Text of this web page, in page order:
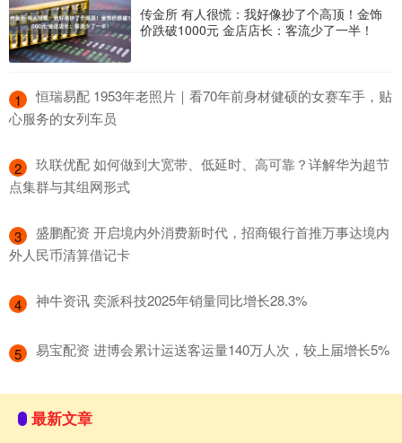
传金所 有人很慌：我好像抄了个高顶！金饰
价跌破1000元 金店店长：客流少了一半！
1
​恒瑞易配 1953年老照片｜看70年前身材健硕的女赛车手，贴
心服务的女列车员
2
​玖联优配 如何做到大宽带、低延时、高可靠？详解华为超节
点集群与其组网形式
3
​盛鹏配资 开启境内外消费新时代，招商银行首推万事达境内
外人民币清算借记卡
4 ​神牛资讯 奕派科技2025年销量同比增长28.3%
5 ​易宝配资 进博会累计运送客运量140万人次，较上届增长5%
最新文章